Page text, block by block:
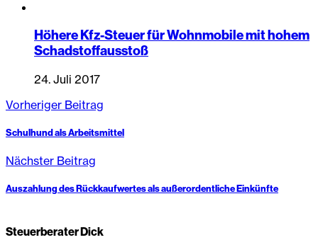
Höhere Kfz-Steuer für Wohnmobile mit hohem
Schadstoffausstoß
24. Juli 2017
Vorheriger Beitrag
Schulhund als Arbeitsmittel
Nächster Beitrag
Auszahlung des Rückkaufwertes als außerordentliche Einkünfte
Steuerberater Dick